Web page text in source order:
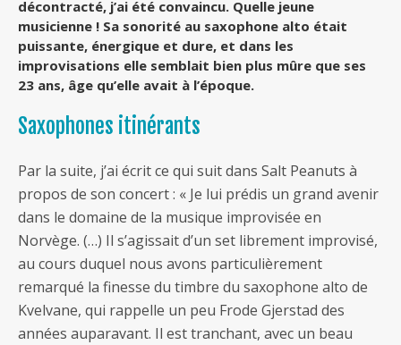
décontracté, j’ai été convaincu. Quelle jeune
musicienne ! Sa sonorité au saxophone alto était
puissante, énergique et dure, et dans les
improvisations elle semblait bien plus mûre que ses
23 ans, âge qu’elle avait à l’époque.
Saxophones itinérants
Par la suite, j’ai écrit ce qui suit dans Salt Peanuts à
propos de son concert : « Je lui prédis un grand avenir
dans le domaine de la musique improvisée en
Norvège. (…) Il s’agissait d’un set librement improvisé,
au cours duquel nous avons particulièrement
remarqué la finesse du timbre du saxophone alto de
Kvelvane, qui rappelle un peu Frode Gjerstad des
années auparavant. Il est tranchant, avec un beau